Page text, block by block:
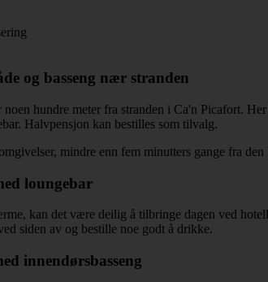
og basseng nær stranden
hundre meter fra stranden i Ca'n Picafort.
Halvpensjon kan bestilles som tilvalg.
mindre enn fem minutters gange fra den
loungebar
kan det være deilig å tilbringe dagen ved
siden av og bestille noe godt å drikke.
innendørsbasseng